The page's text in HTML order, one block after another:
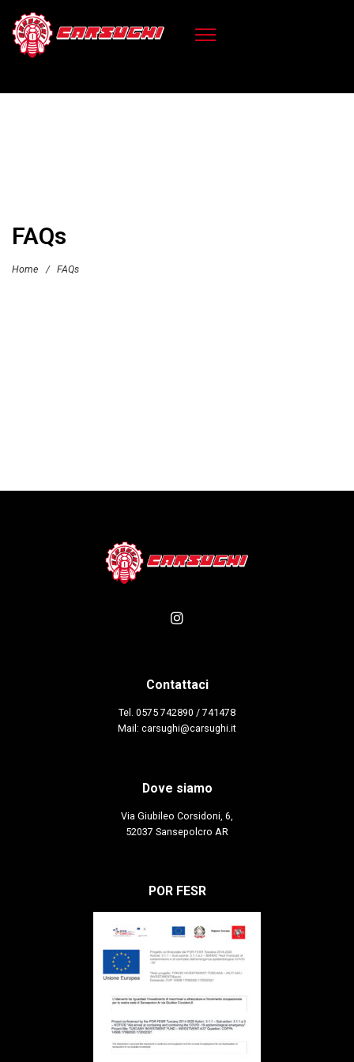
FAQs
Home / FAQs
Contattaci
Tel. 0575 742890 / 741478
Mail: carsughi@carsughi.it
Dove siamo
Via Giubileo Corsidoni, 6,
52037 Sansepolcro AR
POR FESR